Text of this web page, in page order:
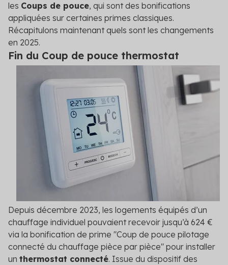
les Coups de pouce, qui sont des bonifications
appliquées sur certaines primes classiques.
Récapitulons maintenant quels sont les changements
en 2025.
Fin du Coup de pouce thermostat
Depuis décembre 2023, les logements équipés d’un
chauffage individuel pouvaient recevoir jusqu’à 624 €
via la bonification de prime "Coup de pouce pilotage
connecté du chauffage pièce par pièce" pour installer
un thermostat connecté. Issue du dispositif des